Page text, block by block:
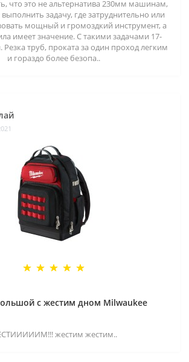
что это не альтернатива 230мм машинам,
задачу, где затруднительно или
мощный и громоздкий инструмент, а
имеет значение. С такими задачами 17-
Резка труб, проката за один проход легким
и гораздо более безопа..
с жестим дном Milwaukee
жестим жестим..